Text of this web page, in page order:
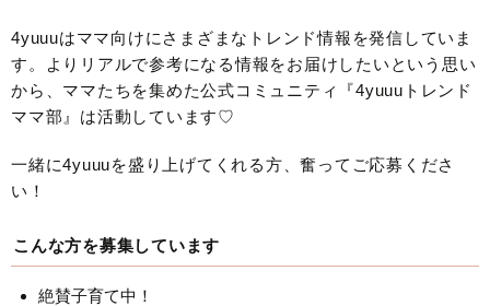
4yuuuはママ向けにさまざまなトレンド情報を発信していま
す。よりリアルで参考になる情報をお届けしたいという思い
から、ママたちを集めた公式コミュニティ『4yuuuトレンド
ママ部』は活動しています♡
一緒に4yuuuを盛り上げてくれる方、奮ってご応募くださ
い！
こんな方を募集しています
絶賛子育て中！